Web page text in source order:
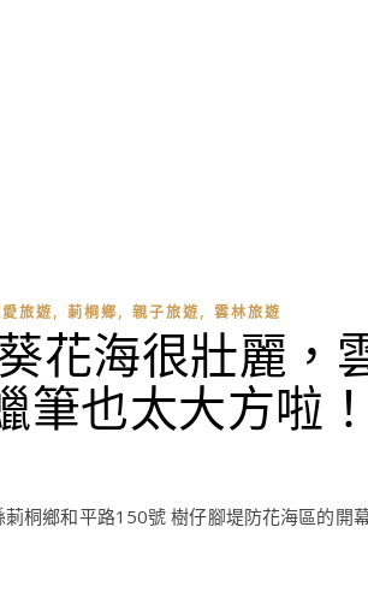
旅遊, 莿桐鄉, 親子旅遊, 雲林旅遊
花海很壯麗，
也太大方啦！
桐鄉和平路150號 樹仔腳堤防花海區的開